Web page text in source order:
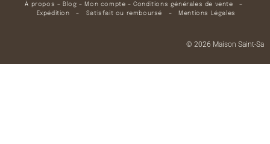
À propos – Blog – Mon compte –Conditions générales de vente –
Expédition – Satisfait ou remboursé – Mentions Légales
© 2026 Maison Saint-Sa